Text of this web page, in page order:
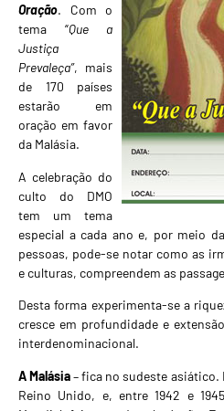
Oração. Com o
tema “Que a
Justiça
Prevaleça”, mais
de 170 países
estarão em
oração em favor
da Malásia.
A celebração do
culto do DMO
tem um tema
especial a cada ano e, por meio
pessoas, pode-se notar como as
e culturas, compreendem as
Desta forma experimenta-se a
cresce em profundidade e
interdenominacional.
A Malásia– fica no sudeste asiático.
Reino Unido, e, entre 1942 e